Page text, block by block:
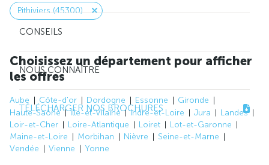
CONSEILS
NOUS CONNAÎTRE
TÉLÉCHARGER NOS BROCHURES
Pithiviers (45300)
Choisissez un département pour afficher
les offres
Aube Côte-d'or Dordogne Essonne
Gironde
Haute-Saône
Ille-et-Vilaine Indre-et-Loire Jura
Landes
Loir-et-Cher
Loire-Atlantique Loiret
Lot-et-Garonne
Maine-et-Loire
Morbihan Nièvre
Seine-et-Marne
Vendée
Vienne Yonne